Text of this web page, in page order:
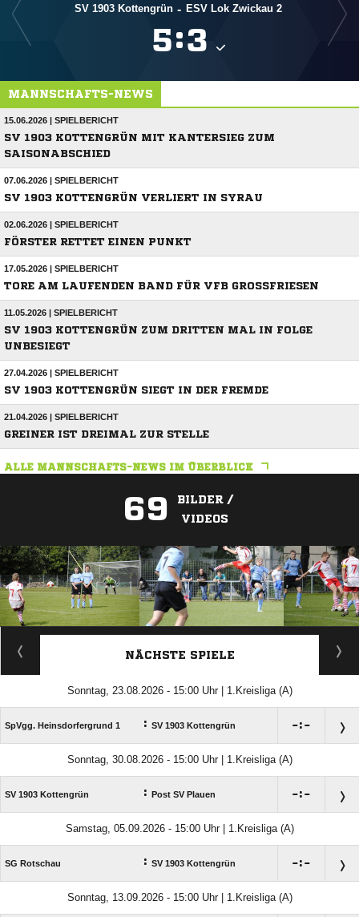
SV 1903 Kottengrün - ESV Lok Zwickau 2
:
MANNSCHAFTS-NEWS
15.06.2026 | SPIELBERICHT
SV 1903 KOTTENGRÜN MIT KANTERSIEG ZUM
SAISONABSCHIED
07.06.2026 | SPIELBERICHT
SV 1903 KOTTENGRÜN VERLIERT IN SYRAU
02.06.2026 | SPIELBERICHT
FÖRSTER RETTET EINEN PUNKT
17.05.2026 | SPIELBERICHT
TORE AM LAUFENDEN BAND FÜR VFB GROSSFRIESEN
11.05.2026 | SPIELBERICHT
SV 1903 KOTTENGRÜN ZUM DRITTEN MAL IN FOLGE
UNBESIEGT
27.04.2026 | SPIELBERICHT
SV 1903 KOTTENGRÜN SIEGT IN DER FREMDE
21.04.2026 | SPIELBERICHT
GREINER IST DREIMAL ZUR STELLE
ALLE MANNSCHAFTS-NEWS IM ÜBERBLICK
69
BILDER /
VIDEOS
ANZEIGE
NÄCHSTE SPIELE
Sonntag, 23.08.2026 - 15:00 Uhr | 1.Kreisliga (A)
SpVgg. Heinsdorfergrund 1 : SV 1903 Kottengrün :
Sonntag, 30.08.2026 - 15:00 Uhr | 1.Kreisliga (A)
SV 1903 Kottengrün : Post SV Plauen :
Samstag, 05.09.2026 - 15:00 Uhr | 1.Kreisliga (A)
SG Rotschau : SV 1903 Kottengrün :
Sonntag, 13.09.2026 - 15:00 Uhr | 1.Kreisliga (A)